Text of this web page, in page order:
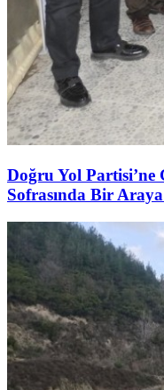
Doğru Yol
Sofrasında Bir